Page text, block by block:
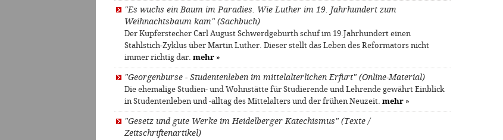
"Es wuchs ein Baum im Paradies. Wie Luther im 19. Jahrhundert zum
Weihnachtsbaum kam" (Sachbuch)
Der Kupferstecher Carl August Schwerdgeburth schuf im 19.Jahrhundert einen
Stahlstich-Zyklus über Martin Luther. Dieser stellt das Leben des Reformators nicht
immer richtig dar. mehr »
"Georgenburse - Studentenleben im mittelalterlichen Erfurt" (Online-Material)
Die ehemalige Studien- und Wohnstätte für Studierende und Lehrende gewährt Einblick
in Studentenleben und -alltag des Mittelalters und der frühen Neuzeit. mehr »
"Gesetz und gute Werke im Heidelberger Katechismus" (Texte /
Zeitschriftenartikel)